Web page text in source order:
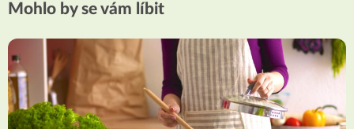
Mohlo by se vám líbit